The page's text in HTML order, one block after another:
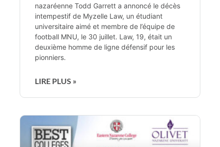
nazaréenne Todd Garrett a annoncé le décès
intempestif de Myzelle Law, un étudiant
universitaire aimé et membre de l’équipe de
football MNU, le 30 juillet. Law, 19, était un
deuxième homme de ligne défensif pour les
pionniers.
LIRE PLUS »